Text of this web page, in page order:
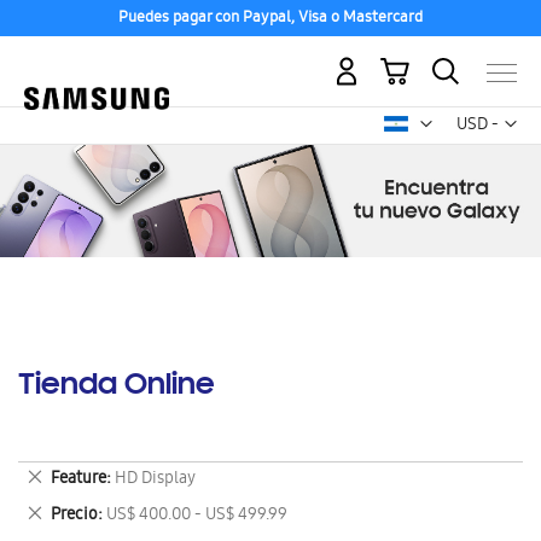
Puedes pagar con Paypal, Visa o Mastercard
USD -
dólar
Mi carrito
Tienda Online
Feature HD Display
Eliminar
este
artículo
Precio US$ 400.00 - US$ 499.99
Eliminar